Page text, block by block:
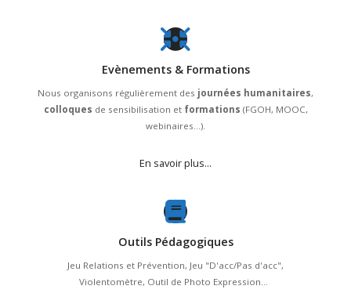
Evènements & Formations
Nous organisons régulièrement des journées humanitaires,
colloques de sensibilisation et formations (FGOH, MOOC,
webinaires...).
En savoir plus...
Outils Pédagogiques
Jeu Relations et Prévention, Jeu "D'acc/Pas d'acc",
Violentomètre, Outil de Photo Expression...